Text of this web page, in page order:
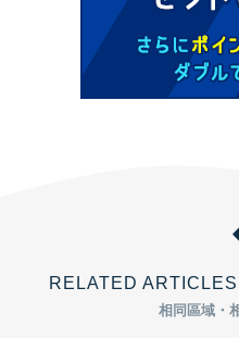
RELATED
相同區域・